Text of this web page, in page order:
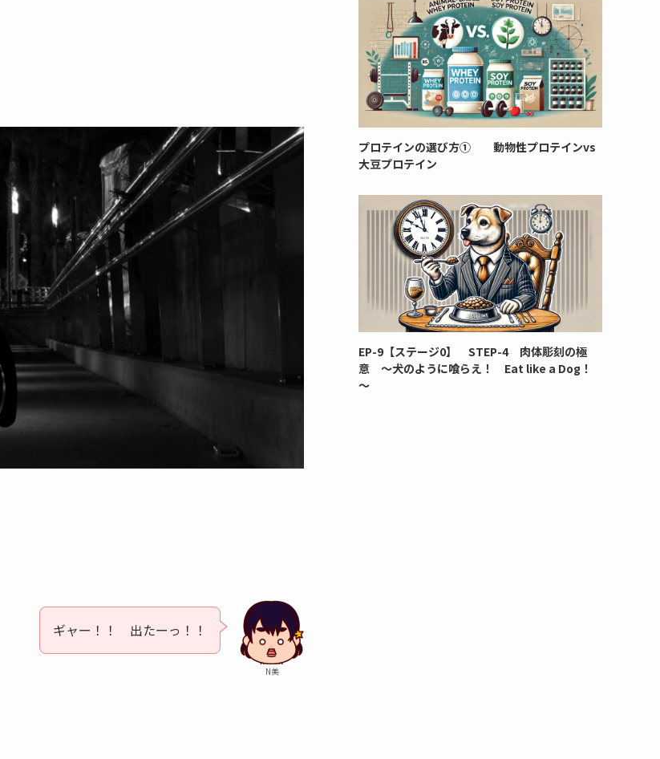
N美
ギャー！！ 出たーっ！！
プロテインの選び方① 動物性プロテインvs
大豆プロテイン
EP-9【ステージ0】 STEP-4 肉体彫刻の極
意 ～犬のように喰らえ！ Eat like a Dog！
～